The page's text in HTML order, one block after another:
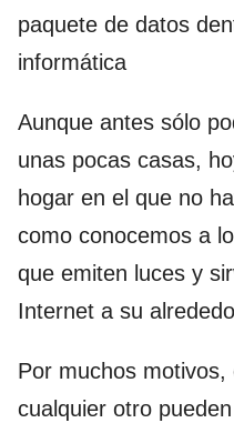
paquete de datos
informática
Aunque antes sólo
unas pocas casas,
hogar en el que no
como conocemos a
que emiten luces y
Internet a su
Por muchos
cualquier otro